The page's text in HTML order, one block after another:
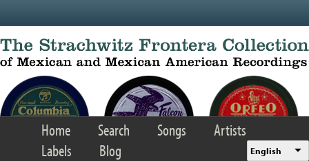
Home Search Songs
Artists
Labels
Blog English